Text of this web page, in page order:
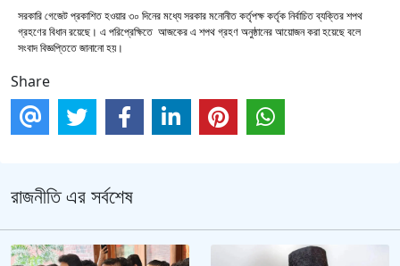
সরকারি গেজেট প্রকাশিত হওয়ার ৩০ দিনের মধ্যে সরকার মনোনীত কর্তৃপক্ষ কর্তৃক নির্বাচিত ব্যক্তির শপথ
গ্রহণের বিধান রয়েছে। এ পরিপ্রেক্ষিতে আজকের এ শপথ গ্রহণ অনুষ্ঠানের আয়োজন করা হয়েছে বলে
সংবাদ বিজ্ঞপ্তিতে জানানো হয়।
Share
রাজনীতি এর সর্বশেষ